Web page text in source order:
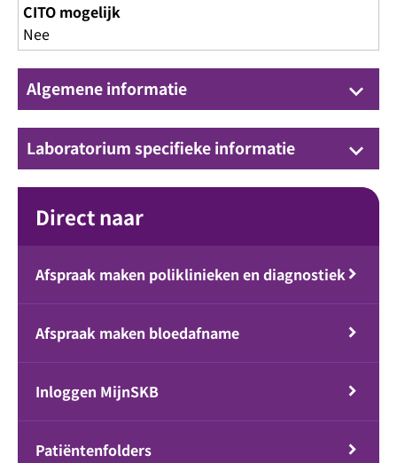
CITO mogelijk
Nee
Algemene informatie keyboard_arrow_down
Laboratorium specifieke informatie keyboard_arrow_down
Direct naar
Afspraak maken poliklinieken en diagnostiek
Afspraak maken bloedafname
Inloggen MijnSKB
Patiëntenfolders